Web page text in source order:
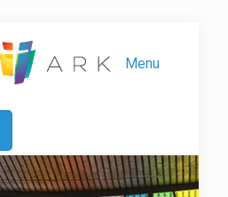
Menu